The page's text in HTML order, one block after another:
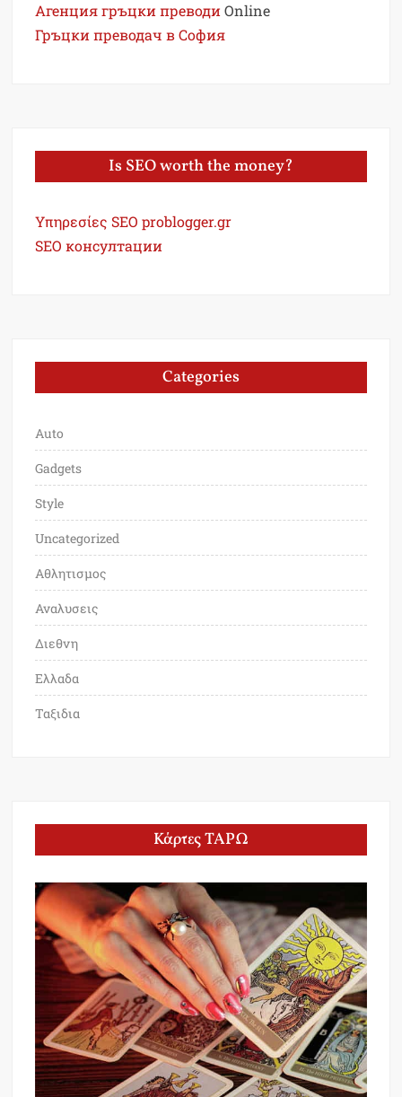
Агенция гръцки преводи Online
Гръцки преводач в София
Is SEO worth the money?
Υπηρεσίες SEO problogger.gr
SEO консултации
Categories
Auto
Gadgets
Style
Uncategorized
Αθλητισμος
Αναλυσεις
Διεθνη
Ελλαδα
Ταξιδια
Κάρτες ΤΑΡΩ